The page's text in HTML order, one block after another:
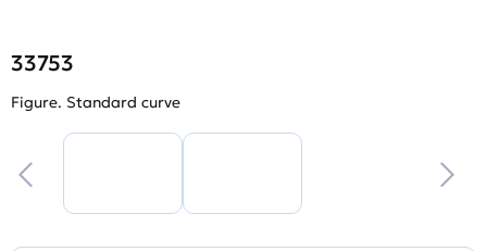
33753
Figure. Standard curve